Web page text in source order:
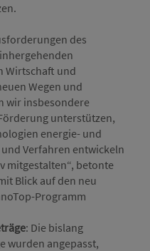
des
Wirtschaft und
Wegen und
wir insbesondere
unterstützen,
energie- und
Verfahren entwickeln
mitgestalten“, betonte
Blick auf den neu
Programm
: Die bislang
wurden angepasst,